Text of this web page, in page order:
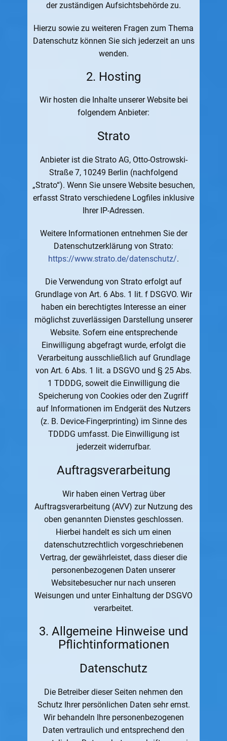
der zuständigen Aufsichtsbehörde zu.
Hierzu sowie zu weiteren Fragen zum Thema
Datenschutz können Sie sich jederzeit an uns
wenden.
2. Hosting
Wir hosten die Inhalte unserer Website bei
folgendem Anbieter:
Strato
Anbieter ist die Strato AG, Otto-Ostrowski-
Straße 7, 10249 Berlin (nachfolgend
„Strato“). Wenn Sie unsere Website besuchen,
erfasst Strato verschiedene Logfiles inklusive
Ihrer IP-Adressen.
Weitere Informationen entnehmen Sie der
Datenschutzerklärung von Strato:
https://www.strato.de/datenschutz/.
Die Verwendung von Strato erfolgt auf
Grundlage von Art. 6 Abs. 1 lit. f DSGVO. Wir
haben ein berechtigtes Interesse an einer
möglichst zuverlässigen Darstellung unserer
Website. Sofern eine entsprechende
Einwilligung abgefragt wurde, erfolgt die
Verarbeitung ausschließlich auf Grundlage
von Art. 6 Abs. 1 lit. a DSGVO und § 25 Abs.
1 TDDDG, soweit die Einwilligung die
Speicherung von Cookies oder den Zugriff
auf Informationen im Endgerät des Nutzers
(z. B. Device-Fingerprinting) im Sinne des
TDDDG umfasst. Die Einwilligung ist
jederzeit widerrufbar.
Auftragsverarbeitung
Wir haben einen Vertrag über
Auftragsverarbeitung (AVV) zur Nutzung des
oben genannten Dienstes geschlossen.
Hierbei handelt es sich um einen
datenschutzrechtlich vorgeschriebenen
Vertrag, der gewährleistet, dass dieser die
personenbezogenen Daten unserer
Websitebesucher nur nach unseren
Weisungen und unter Einhaltung der DSGVO
verarbeitet.
3. Allgemeine Hinweise und
Pflicht­informationen
Datenschutz
Die Betreiber dieser Seiten nehmen den
Schutz Ihrer persönlichen Daten sehr ernst.
Wir behandeln Ihre personenbezogenen
Daten vertraulich und entsprechend den